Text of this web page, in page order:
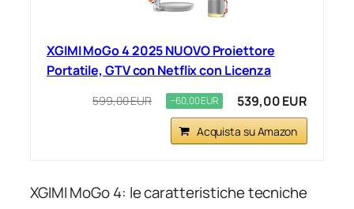
XGIMI MoGo 4 2025 NUOVO Proiettore
Portatile, GTV con Netflix con Licenza
599,00 EUR −60,00 EUR 539,00 EUR
Acquista su Amazon
XGIMI MoGo 4: le caratteristiche tecniche